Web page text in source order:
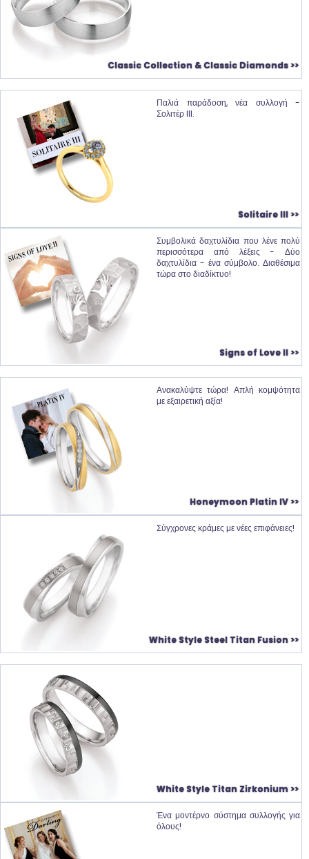
Classic Collection & Classic Diamonds >>
Παλιά παράδοση, νέα συλλογή -
Σολιτέρ III.
Solitaire III >>
Συμβολικά δαχτυλίδια που λένε πολύ
περισσότερα από λέξεις - Δύο
δαχτυλίδια - ένα σύμβολο. Διαθέσιμα
τώρα στο διαδίκτυο!
Signs of Love II >>
Ανακαλύψτε τώρα! Απλή κομψότητα
με εξαιρετική αξία!
Honeymoon Platin IV >>
Σύγχρονες κράμες με νέες επιφάνειες!
White Style Steel Titan Fusion >>
White Style Titan Zirkonium >>
Ένα μοντέρνο σύστημα συλλογής για
όλους!